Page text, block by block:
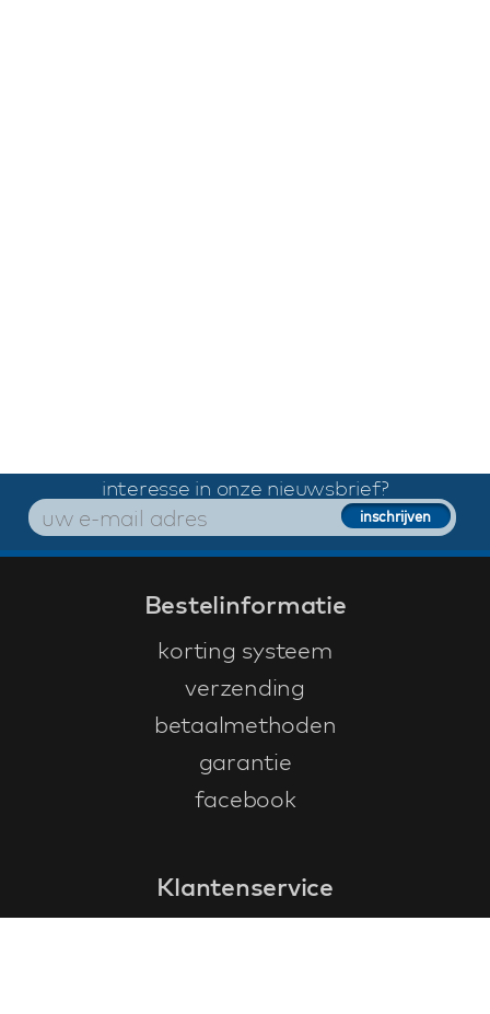
interesse in onze nieuwsbrief?
Bestelinformatie
korting systeem
verzending
betaalmethoden
garantie
facebook
Klantenservice